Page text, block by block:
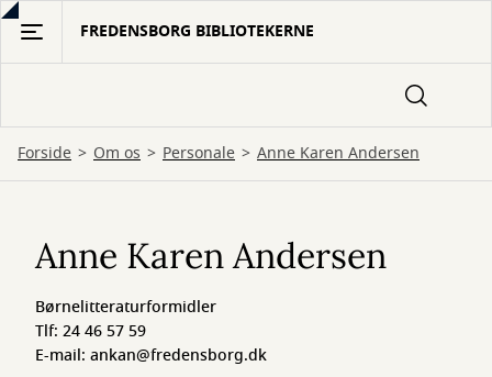
Gå
hovedindhold
FREDENSBORG BIBLIOTEKERNE
Forside Om os Personale Anne Karen Andersen
KarenAnne Karen Andersen
Børnelitteraturformidler
Tlf: 24 46 57 59
E-mail: ankan@fredensborg.dk